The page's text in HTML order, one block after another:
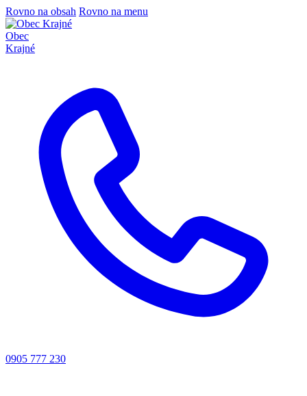
Rovno na obsah Rovno na menu
Obec
Krajné
0905 777 230